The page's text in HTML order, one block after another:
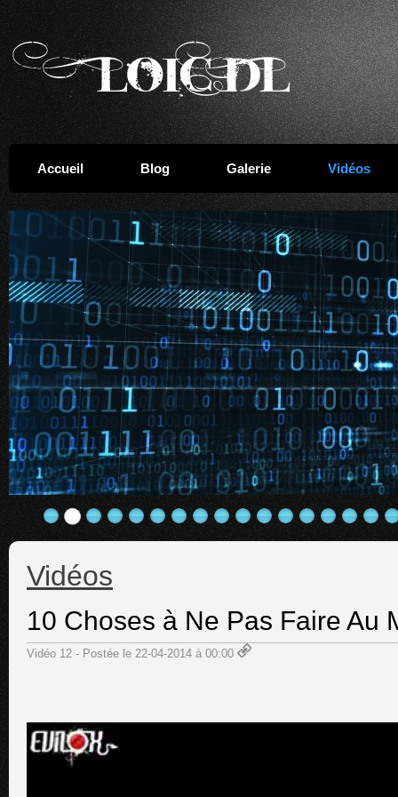
Accueil Blog Galerie Vidéos
Vidéos
10 Choses à Ne Pas Faire Au
Vidéo 12 - Postée le 22-04-2014 à 00:00